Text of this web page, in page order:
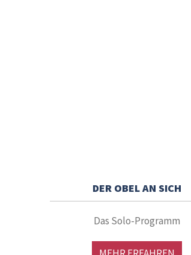
DER OBEL AN SICH
Das Solo-Programm